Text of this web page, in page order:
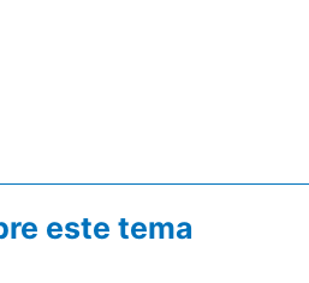
este tema